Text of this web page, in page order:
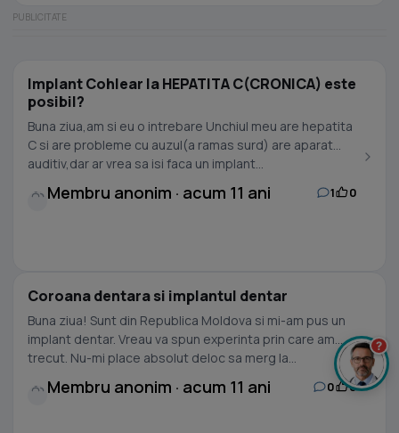
Implant Cohlear la HEPATITA C(CRONICA) este
posibil?
Buna ziua,am si eu o intrebare Unchiul meu are hepatita
C si are probleme cu auzul(a ramas surd) are aparat
auditiv,dar ar vrea sa isi faca un implant...
Membru anonim · acum 11 ani 1 0
Coroana dentara si implantul dentar
Buna ziua! Sunt din Republica Moldova si mi-am pus un
implant dentar. Vreau va spun experinta prin care am
trecut. Nu-mi place absolut deloc sa merg la...
Membru anonim · acum 11 ani 0 0
?